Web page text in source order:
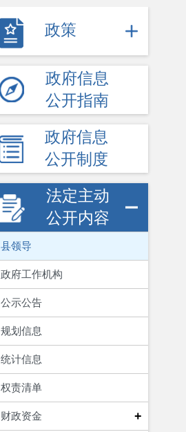
政策
政府信息
公开指南
政府信息
公开制度
法定主动
公开内容
县领导
政府工作机构
公示公告
规划信息
统计信息
权责清单
财政资金 +